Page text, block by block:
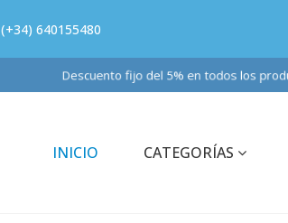
(+34) 640155480
Descuento fijo del 5% en todos los
INICIO CATEGORÍAS